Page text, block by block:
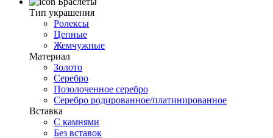
Тип украшения
Ролексы
Цепные
Жемчужные
Материал
Золото
Серебро
Позолоченное серебро
Серебро родированное/платинированное
Вставка
С камнями
Без вставок